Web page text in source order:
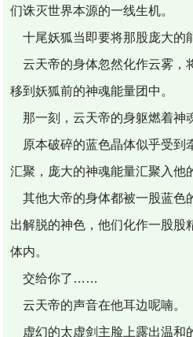
们诛灭世界本源的一线生机。
十尾妖狐当即要将那股庞大的
云天帝的身体忽然化作云雾，
移到妖狐前的神魂能量团中。
那一刻，云天帝的身躯燃着神
原本破碎的蓝色晶体似乎受到
汇聚，庞大的神魂能量汇聚入他
其他大帝的身体都被一股蓝色
出解脱的神色，他们化作一股股
体内。
交给你了……
云天帝的声音在他耳边呢喃。
虚幻的太虚剑主脸上露出温和